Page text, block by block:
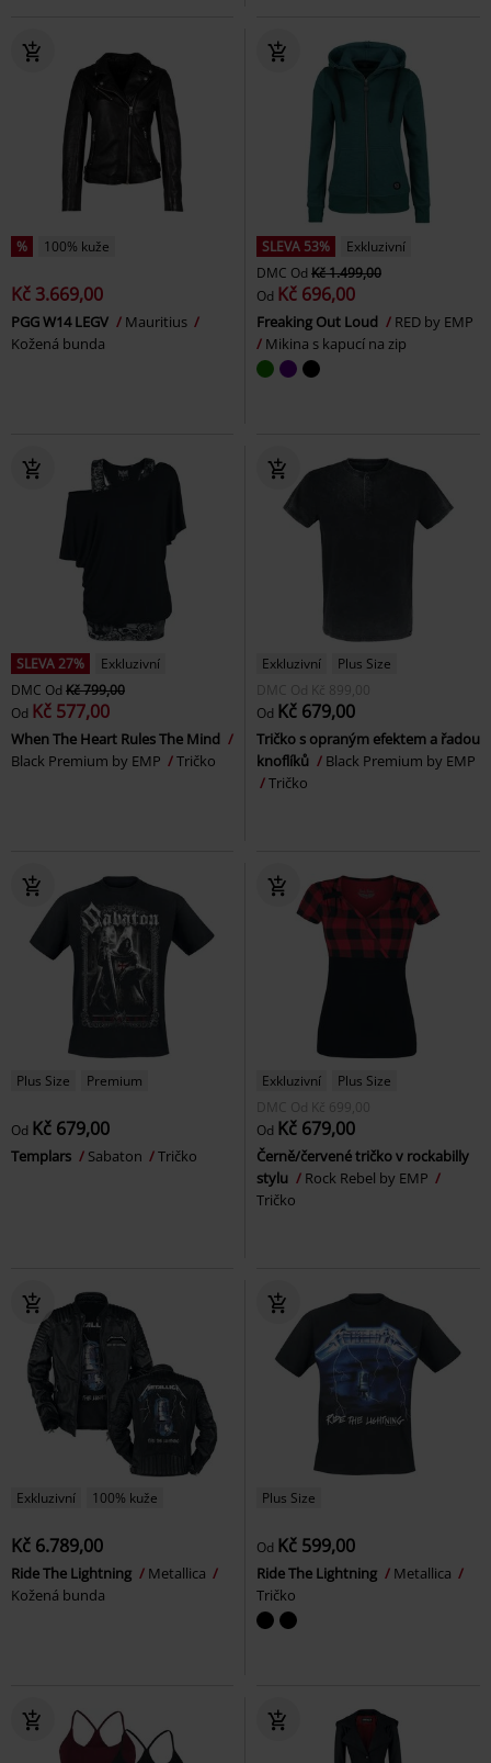
% 100% kuže
Kč 3.669,00
PGG W14 LEGV
Mauritius
Kožená bunda
SLEVA 53%
Exkluzivní
DMC Od Kč 1.499,00
Od Kč 696,00
Freaking Out Loud
RED by EMP
Mikina s kapucí na zip
SLEVA 27%
Exkluzivní
DMC Od Kč 799,00
Od Kč 577,00
When The Heart Rules The Mind
Black Premium by EMP
Tričko
Exkluzivní
Plus Size
DMC Od Kč 899,00
Od Kč 679,00
Tričko s opraným efektem a řadou
knoflíků
Black Premium by EMP
Tričko
Plus Size Premium
Od Kč 679,00
Templars Sabaton Tričko
Exkluzivní
Plus Size
DMC Od Kč 699,00
Od Kč 679,00
Černě/červené tričko v rockabilly
stylu
Rock Rebel by EMP
Tričko
Exkluzivní 100% kuže
Kč 6.789,00
Ride The Lightning
Metallica
Kožená bunda
Plus Size
Od Kč 599,00
Ride The Lightning
Metallica
Tričko